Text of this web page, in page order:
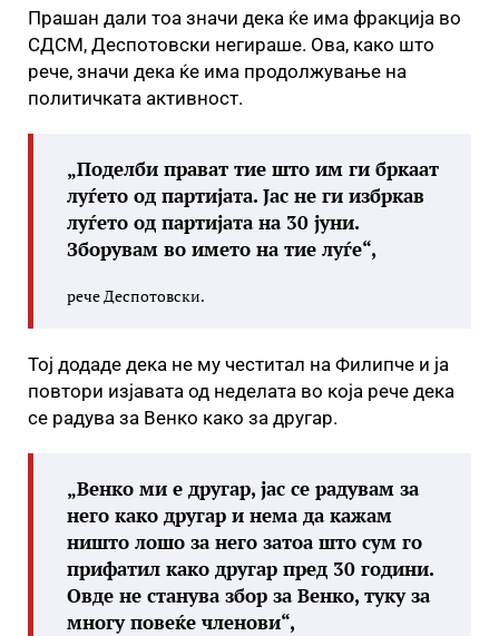
Прашан дали тоа значи дека ќе има фракција во
СДСМ, Деспотовски негираше. Ова, како што
рече, значи дека ќе има продолжување на
политичката активност.
„Поделби прават тие што им ги бркаат
луѓето од партијата. Јас не ги избркав
луѓето од партијата на 30 јуни.
Зборувам во името на тие луѓе“,
рече Деспотовски.
Тој додаде дека не му честитал на Филипче и ја
повтори изјавата од неделата во која рече дека
се радува за Венко како за другар.
„Венко ми е другар, јас се радувам за
него како другар и нема да кажам
ништо лошо за него затоа што сум го
прифатил како другар пред 30 години.
Овде не станува збор за Венко, туку за
многу повеќе членови“,